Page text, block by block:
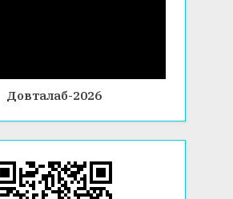
Довталаб-2026